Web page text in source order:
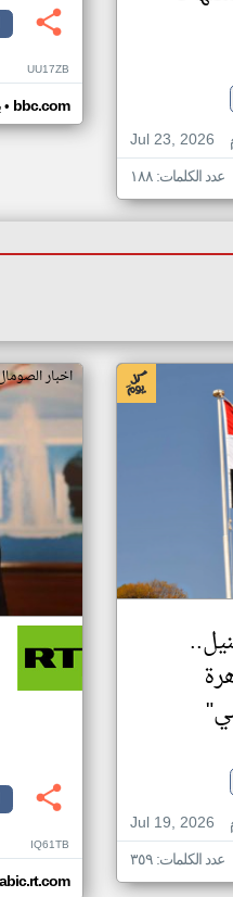
Jul 23, 2026
عدد الكلمات: ١٨٨
UU17ZB
• bbc.com
Jul 19, 2026
عدد الكلمات: ٣٥٩
اخبار
IQ61TB